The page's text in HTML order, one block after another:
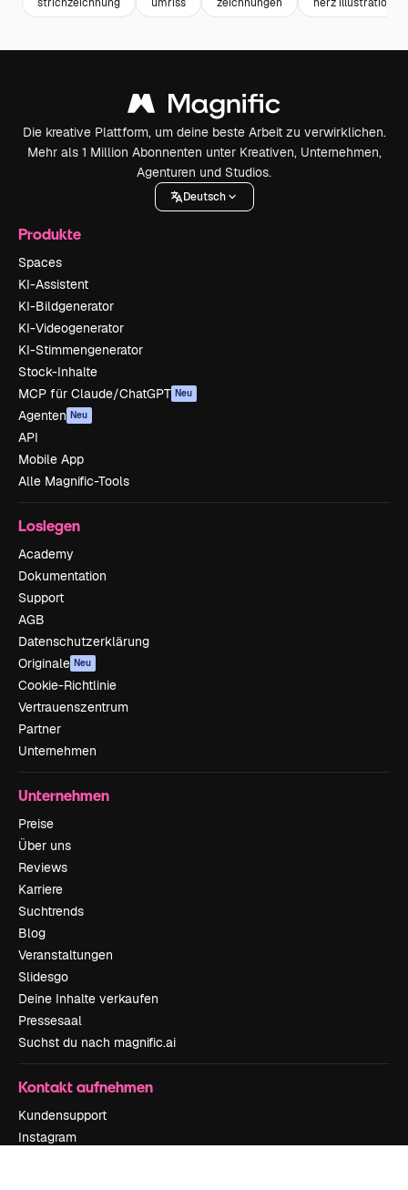
Die kreative Plattform, um deine beste Arbeit zu verwirklichen.
Mehr als 1 Million Abonnenten unter Kreativen, Unternehmen,
Agenturen und Studios.
Deutsch
Produkte
Spaces
KI-Assistent
KI-Bildgenerator
KI-Videogenerator
KI-Stimmengenerator
Stock-Inhalte
MCP für Claude/ChatGPT Neu
Agenten Neu
API
Mobile App
Alle Magnific-Tools
Loslegen
Academy
Dokumentation
Support
AGB
Datenschutzerklärung
Originale Neu
Cookie-Richtlinie
Vertrauenszentrum
Partner
Unternehmen
Unternehmen
Preise
Über uns
Reviews
Karriere
Suchtrends
Blog
Veranstaltungen
Slidesgo
Deine Inhalte verkaufen
Pressesaal
Suchst du nach magnific.ai
Kontakt aufnehmen
Kundensupport
Instagram